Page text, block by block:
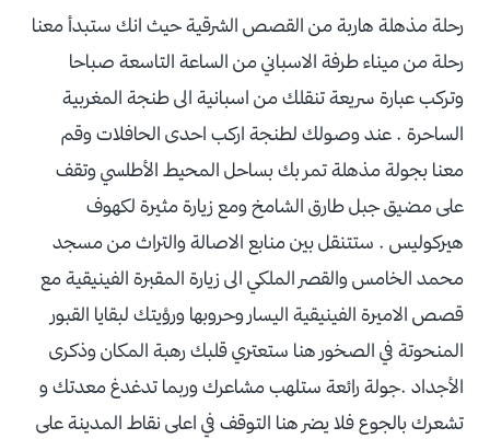
رحلة مذهلة هاربة من القصص الشرقية حيث انك ستبدأ معنا
رحلة من ميناء طرفة الاسباني من الساعة التاسعة صباحا
وتركب عبارة سريعة تنقلك من اسبانية الى طنجة المغربية
الساحرة . عند وصولك لطنجة اركب احدى الحافلات وقم
معنا بجولة مذهلة تمر بك بساحل المحيط الأطلسي وتقف
على مضيق جبل طارق الشامخ ومع زيارة مثيرة لكهوف
هيركوليس . ستتنقل بين منابع الاصالة والتراث من مسجد
محمد الخامس والقصر الملكي الى زيارة المقبرة الفينيقية مع
قصص الاميرة الفينيقية اليسار وحروبها ورؤيتك لبقايا القبور
المنحوتة في الصخور هنا ستعتري قلبك رهبة المكان وذكرى
الأجداد .جولة رائعة ستلهب مشاعرك وربما تدغدغ معدتك و
تشعرك بالجوع فلا يضر هنا التوقف في اعلى نقاط المدينة على